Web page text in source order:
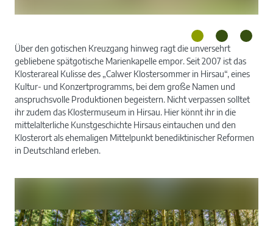
Über den gotischen Kreuzgang hinweg ragt die unversehrt
gebliebene spätgotische Marienkapelle empor. Seit 2007 ist das
Klosterareal Kulisse des „Calwer Klostersommer in Hirsau“, eines
Kultur- und Konzertprogramms, bei dem große Namen und
anspruchsvolle Produktionen begeistern. Nicht verpassen solltet
ihr zudem das Klostermuseum in Hirsau. Hier könnt ihr in die
mittelalterliche Kunstgeschichte Hirsaus eintauchen und den
Klosterort als ehemaligen Mittelpunkt benediktinischer Reformen
in Deutschland erleben.